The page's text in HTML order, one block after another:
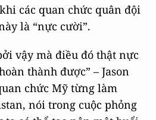
các quan chức quân đội
là “nực cười”.
vậy mà điều đó thật nực
thành được” – Jason
chức Mỹ từng làm
nói trong cuộc phỏng